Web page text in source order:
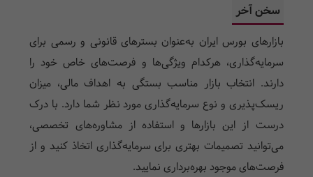
سخن آخر
بازارهای بورس ایران به‌عنوان بسترهای قانونی و رسمی برای
سرمایه‌گذاری، هرکدام ویژگی‌ها و فرصت‌های خاص خود را
دارند. انتخاب بازار مناسب بستگی به اهداف مالی، میزان
ریسک‌پذیری و نوع سرمایه‌گذاری مورد نظر شما دارد. با درک
درست از این بازارها و استفاده از مشاوره‌های تخصصی،
می‌توانید تصمیمات بهتری برای سرمایه‌گذاری اتخاذ کنید و از
فرصت‌های موجود بهره‌برداری نمایید.